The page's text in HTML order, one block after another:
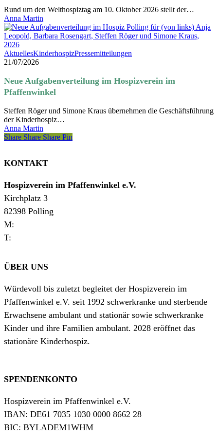
rund
um
den
Welthospiztag
Kennenlernen
ein
Rund um den Welthospiztag am 10. Oktober 2026 stellt der…
Anna Martin
AktuellesKinderhospizPressemitteilungen
Hospizverein
21/07/2026
Neue Aufgabenverteilung im Hospizverein im
Pfaffenwinkel
Steffen Röger und Simone Kraus übernehmen die Geschäftsführung
der Kinderhospiz…
Anna Martin
Share
Share Share Share Pin
KONTAKT
Hospizverein im Pfaffenwinkel e.V.
Kirchplatz 3
82398 Polling
M:
T:
ÜBER UNS
Würdevoll bis zuletzt begleitet der Hospizverein im
Pfaffenwinkel e.V. seit 1992 schwerkranke und sterbende
Erwachsene ambulant und stationär sowie schwerkranke
Kinder und ihre Familien ambulant. 2028 eröffnet das
stationäre Kinderhospiz.
SPENDENKONTO
Hospizverein im Pfaffenwinkel e.V.
IBAN: DE61 7035 1030 0000 8662 28
BIC: BYLADEM1WHM